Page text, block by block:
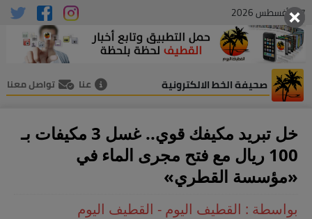
07 , أغسطس 2026
صحيفة الخط الالكترونية عنا تواصل معنا
خل تبريد مكيفك قوي.. غسل 3 مكيفات بـ
100 ريال مع فتح مجرى الماء في
«مؤسسة القطري»
بواسطة : القطيف اليوم - القطيف اليوم